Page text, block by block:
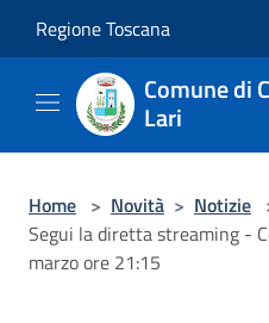
Regione Toscana
Comune di
Lari
Home > Novità > Notizie
Segui la diretta streaming -
marzo ore 21:15